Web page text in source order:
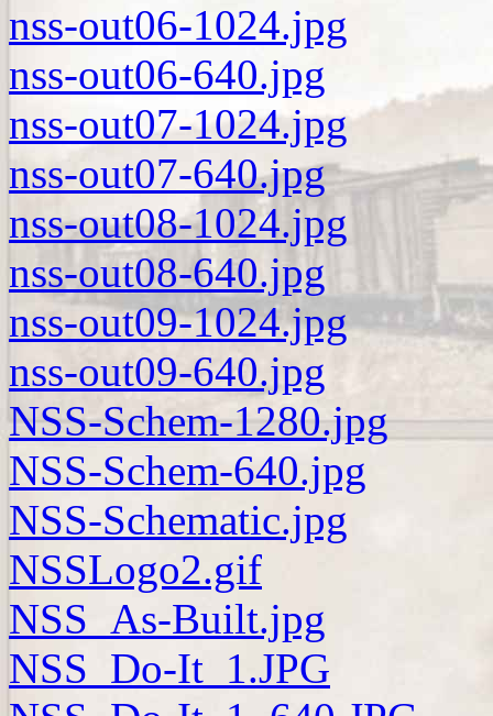
nss-out06-1024.jpg
nss-out06-640.jpg
nss-out07-1024.jpg
nss-out07-640.jpg
nss-out08-1024.jpg
nss-out08-640.jpg
nss-out09-1024.jpg
nss-out09-640.jpg
NSS-Schem-1280.jpg
NSS-Schem-640.jpg
NSS-Schematic.jpg
NSSLogo2.gif
NSS_As-Built.jpg
NSS_Do-It_1.JPG